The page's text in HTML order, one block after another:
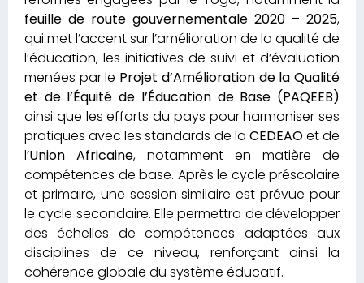
feuille de route gouvernementale 2020 – 2025,
qui met l’accent sur l’amélioration de la qualité de
l’éducation, les initiatives de suivi et d’évaluation
menées par le Projet d’Amélioration de la Qualité
et de l’Équité de l’Éducation de Base (PAQEEB)
ainsi que les efforts du pays pour harmoniser ses
pratiques avec les standards de la CEDEAOet de
l’Union Africaine, notamment en matière de
compétences de base. Après le cycle préscolaire
et primaire, une session similaire est prévue pour
le cycle secondaire. Elle permettra de développer
des échelles de compétences adaptées aux
disciplines de ce niveau, renforçant ainsi la
cohérence globale du système éducatif.